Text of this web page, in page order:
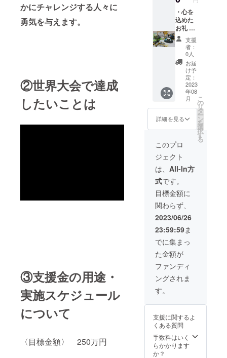
かにチャレンジする人々に
勇気を与えます。
②世界大会で達成
したいことは
③支援金の用途・
実施スケジュール
について
〈目標金額〉 250万円
配信を
予定し
ていま
す） ・
TSKY法
被への
お名前
記載(黄
枠腕周
（小）)
TSKYオ
リジナ
ルグッ
ズ×1 ※
ペーパ
ナイフ
orスマ
ホスタ
ンドど
ちらか
好きな
方をお
選びく
ださい
・世界
大会現
地から
の大会
報告
(Discor
deでの
配信を
予定し
ていま
す） ・
TSKY法
被への
お名前
記載(青
枠背中)
・TSKY
メン
バーに
よるロ
ボット
け・子
どちら
かお選
びくだ
さい ※
遠方の
・心を
込めた
お礼 ・
世界大
会報告
(YouTub
eでの報
告を予
定して
いま
す） ・
TSKYオ
リジナ
ルス
テッ
カー×5
枚 ・3D
プリン
ターで
作った
TSKYオ
リジナ
ルグッ
ズ×1 ※
ペーパ
ナイフ
orスマ
ホスタ
ンドど
ちらか
好きな
方をお
選びく
ださい
地から
報告
(Discor
deでの
配信を
予定し
支援
者：
0人
お届
け予
定：
2023
年08
月
詳細を見る
こ
の
リ
タ
ー
ン
を
選
択
す
る
このプロ
ジェクト
は、 All-In方
式です。
目標金額に
関わらず、
2023/06/26
23:59:59ま
でに集まっ
た金額が
ファンディ
ングされま
す。
支援に関するよ
くある質問
手数料はいく
らかかります
か？